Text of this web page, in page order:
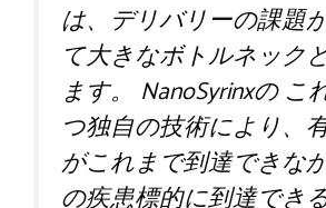
は、デリバリーの課題
て大きなボトルネック
ます。 NanoSyrinxのこ
つ独自の技術により、
がこれまで到達できな
の疾患標的に到達でき